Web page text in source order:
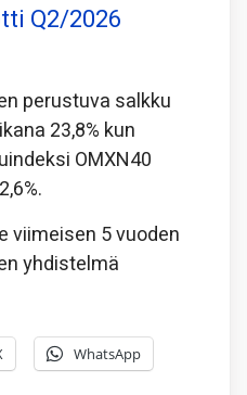
Q2/2026
perustuva salkku
23,8% kun
OMXN40
viimeisen 5 vuoden
yhdistelmä
WhatsApp